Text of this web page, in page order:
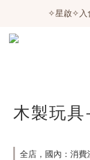
✧星啟✧入
木製玩
全店，國內：消